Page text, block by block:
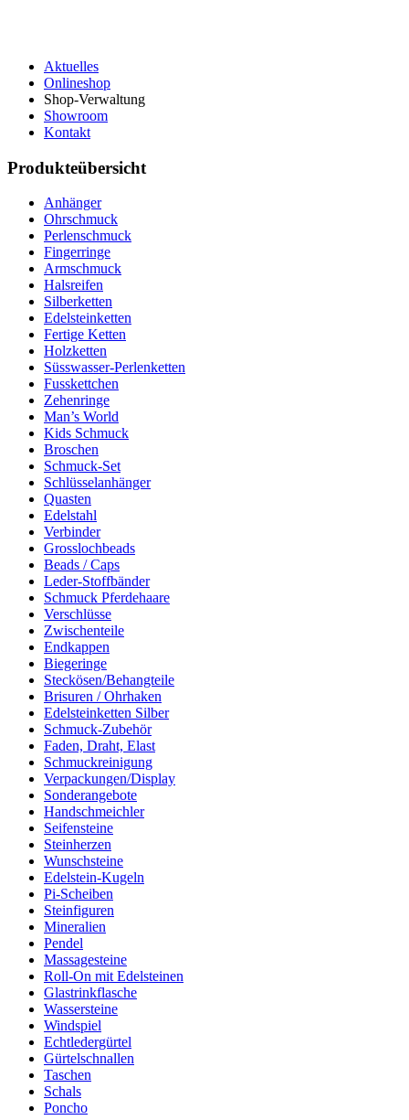
Aktuelles
Onlineshop
Shop-Verwaltung
Showroom
Kontakt
Produkteübersicht
Anhänger
Ohrschmuck
Perlenschmuck
Fingerringe
Armschmuck
Halsreifen
Silberketten
Edelsteinketten
Fertige Ketten
Holzketten
Süsswasser-Perlenketten
Fusskettchen
Zehenringe
Man’s World
Kids Schmuck
Broschen
Schmuck-Set
Schlüsselanhänger
Quasten
Edelstahl
Verbinder
Grosslochbeads
Beads / Caps
Leder-Stoffbänder
Schmuck Pferdehaare
Verschlüsse
Zwischenteile
Endkappen
Biegeringe
Steckösen/Behangteile
Brisuren / Ohrhaken
Edelsteinketten Silber
Schmuck-Zubehör
Faden, Draht, Elast
Schmuckreinigung
Verpackungen/Display
Sonderangebote
Handschmeichler
Seifensteine
Steinherzen
Wunschsteine
Edelstein-Kugeln
Pi-Scheiben
Steinfiguren
Mineralien
Pendel
Massagesteine
Roll-On mit Edelsteinen
Glastrinkflasche
Wassersteine
Windspiel
Echtledergürtel
Gürtelschnallen
Taschen
Schals
Poncho